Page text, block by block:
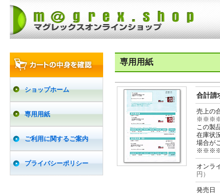
ショップホーム
専用用紙
ご利用に関するご案内
プライバシーポリシー
専用用紙
合計請
売上の
この製
在庫状
場合が
オン
円）
発売日